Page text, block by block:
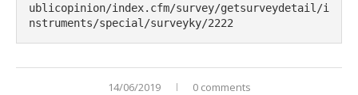
ublicopinion/index.cfm/survey/getsurveydetail/i
nstruments/special/surveyky/2222
14/06/2019 0 comments